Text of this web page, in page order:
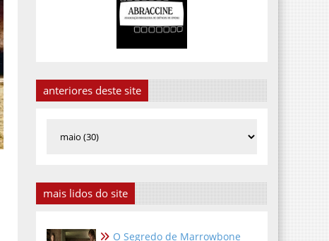
anteriores deste site
mais lidos do site
O Segredo de Marrowbone